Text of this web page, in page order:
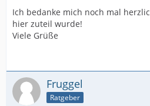
Ich bedanke mich noch mal
hier zuteil wurde!
Viele Grüße
Fruggel
Ratgeber